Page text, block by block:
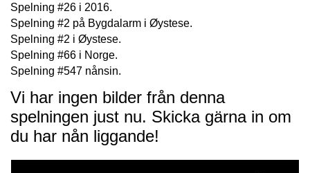
Spelning #26 i 2016.
Spelning #2 på Bygdalarm i Øystese.
Spelning #2 i Øystese.
Spelning #66 i Norge.
Spelning #547 nånsin.
Vi har ingen bilder från denna
spelningen just nu. Skicka gärna in om
du har nån liggande!